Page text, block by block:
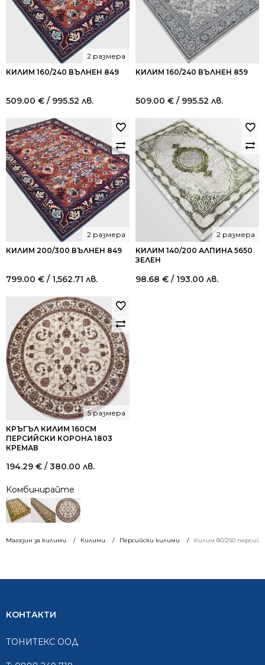
Магазин за килими Килими Персийски килими Килим 80/250
КИЛИМ 160/240 ВЪЛНЕН 849
2 размера
509.00 € / 995.52 лв.
КИЛИМ 160/240 ВЪЛНЕН 859
509.00 € / 995.52 лв.
КИЛИМ 200/300 ВЪЛНЕН 849
2 размера
799.00 € / 1,562.71 лв.
КИЛИМ 140/200 АЛПИНА 5650
ЗЕЛЕН
2 размера
98.68 € / 193.00 лв.
КРЪГЪЛ КИЛИМ 160СМ
ПЕРСИЙСКИ КОРОНА 1803
КРЕМАВ
5 размера
194.29 € / 380.00 лв.
Комбинирайте
КОНТАКТИ
ТОНИТЕКС ООД